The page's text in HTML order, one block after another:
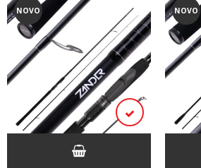
NOVO NOVO